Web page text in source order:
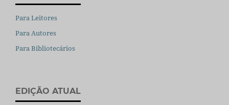
Para Leitores
Para Autores
Para Bibliotecários
EDIÇÃO ATUAL